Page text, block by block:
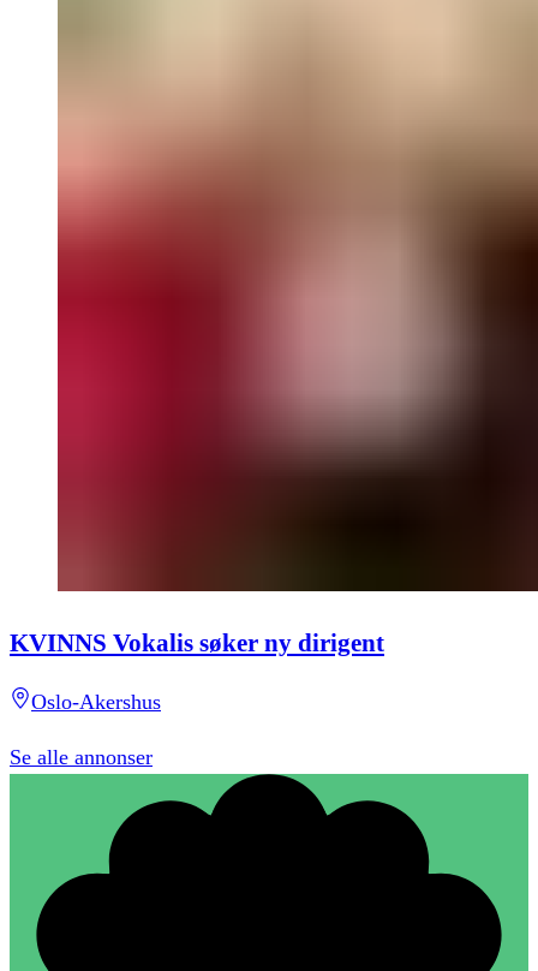
KVINNS Vokalis søker ny dirigent
Oslo-Akershus
Se alle annonser